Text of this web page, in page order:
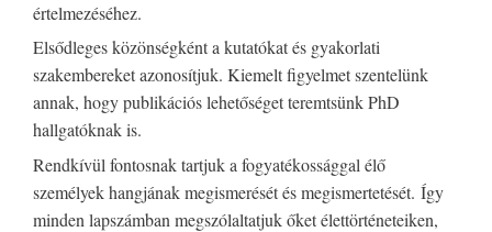
értelmezéséhez.
Elsődleges közönségként a kutatókat és gyakorlati
szakembereket azonosítjuk. Kiemelt figyelmet szentelünk
annak, hogy publikációs lehetőséget teremtsünk PhD
hallgatóknak is.
Rendkívül fontosnak tartjuk a fogyatékossággal élő
személyek hangjának megismerését és megismertetését. Így
minden lapszámban megszólaltatjuk őket élettörténeteiken,